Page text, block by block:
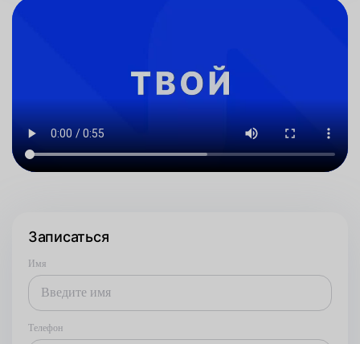
Записаться
Имя
Телефон